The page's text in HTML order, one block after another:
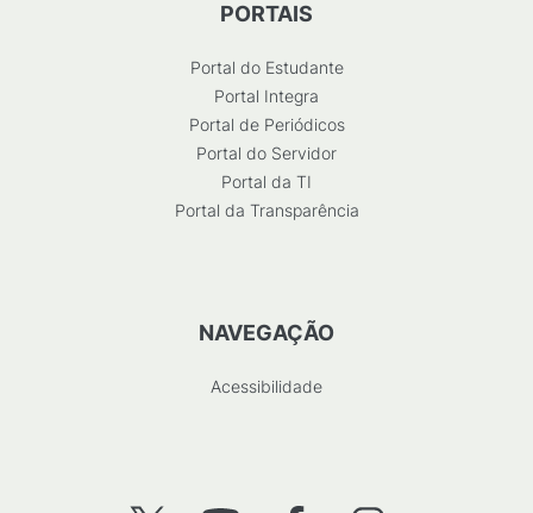
PORTAIS
Portal do Estudante
Portal Integra
Portal de Periódicos
Portal do Servidor
Portal da TI
Portal da Transparência
NAVEGAÇÃO
Acessibilidade